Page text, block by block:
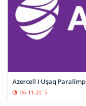
Azercell I
06-11-2015